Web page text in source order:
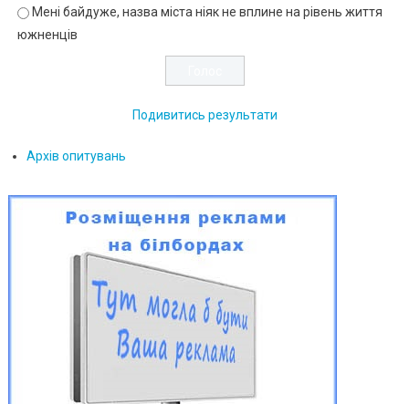
Мені байдуже, назва міста ніяк не вплине на рівень життя
южненців
Подивитись результати
Архів опитувань